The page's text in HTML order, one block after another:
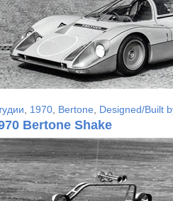
1970 Bertone Designed/Built
Bertone Shake